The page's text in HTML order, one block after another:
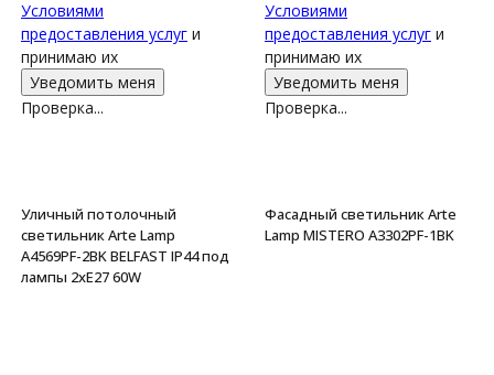
Условиями
предоставления услуг и
принимаю их
Проверка...
Условиями
предоставления услуг и
принимаю их
Проверка...
Уличный потолочный
светильник Arte Lamp
A4569PF-2BK BELFAST IP44 под
лампы 2xE27 60W
Фасадный светильник Arte
Lamp MISTERO A3302PF-1BK